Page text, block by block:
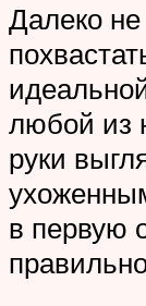
Далеко
любой из
руки
в первую